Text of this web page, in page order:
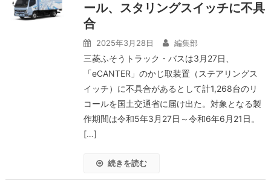
ール、スタリングスイッチに不具
合
2025年3月28日 編集部
三菱ふそうトラック・バスは3月27日、
「eCANTER」のかじ取装置（ステアリングス
イッチ）に不具合があるとして計1,268台のリ
コールを国土交通省に届け出た。対象となる製
作期間は令和5年3月27日～令和6年6月21日。
[…]
続きを読む